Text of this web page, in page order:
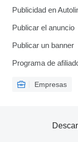
Publicidad en
Publicar el anuncio
Publicar un banner
Programa de
Empresas